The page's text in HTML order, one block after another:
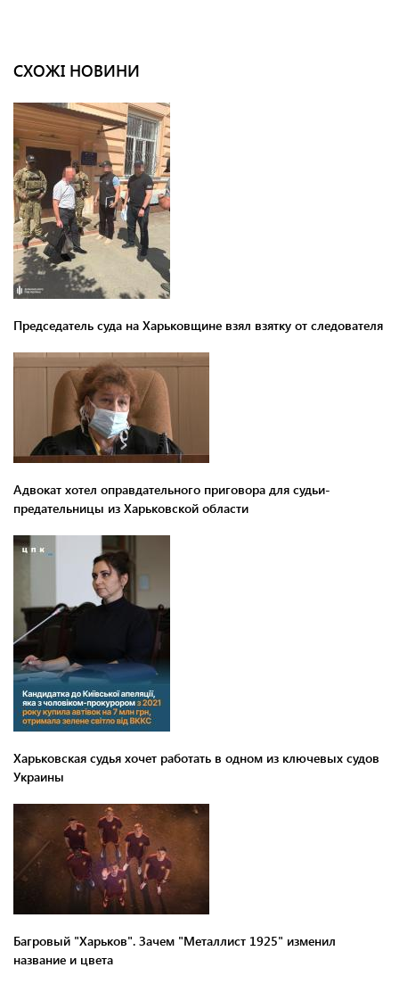
СХОЖІ НОВИНИ
Председатель суда на Харьковщине взял взятку от следователя
Адвокат хотел оправдательного приговора для судьи-
предательницы из Харьковской области
Харьковская судья хочет работать в одном из ключевых судов
Украины
Багровый "Харьков". Зачем "Металлист 1925" изменил
название и цвета